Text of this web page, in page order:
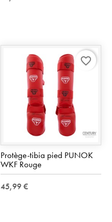
Protège-tibia pied PUNOK
WKF Rouge
45,99 €
favorite_border